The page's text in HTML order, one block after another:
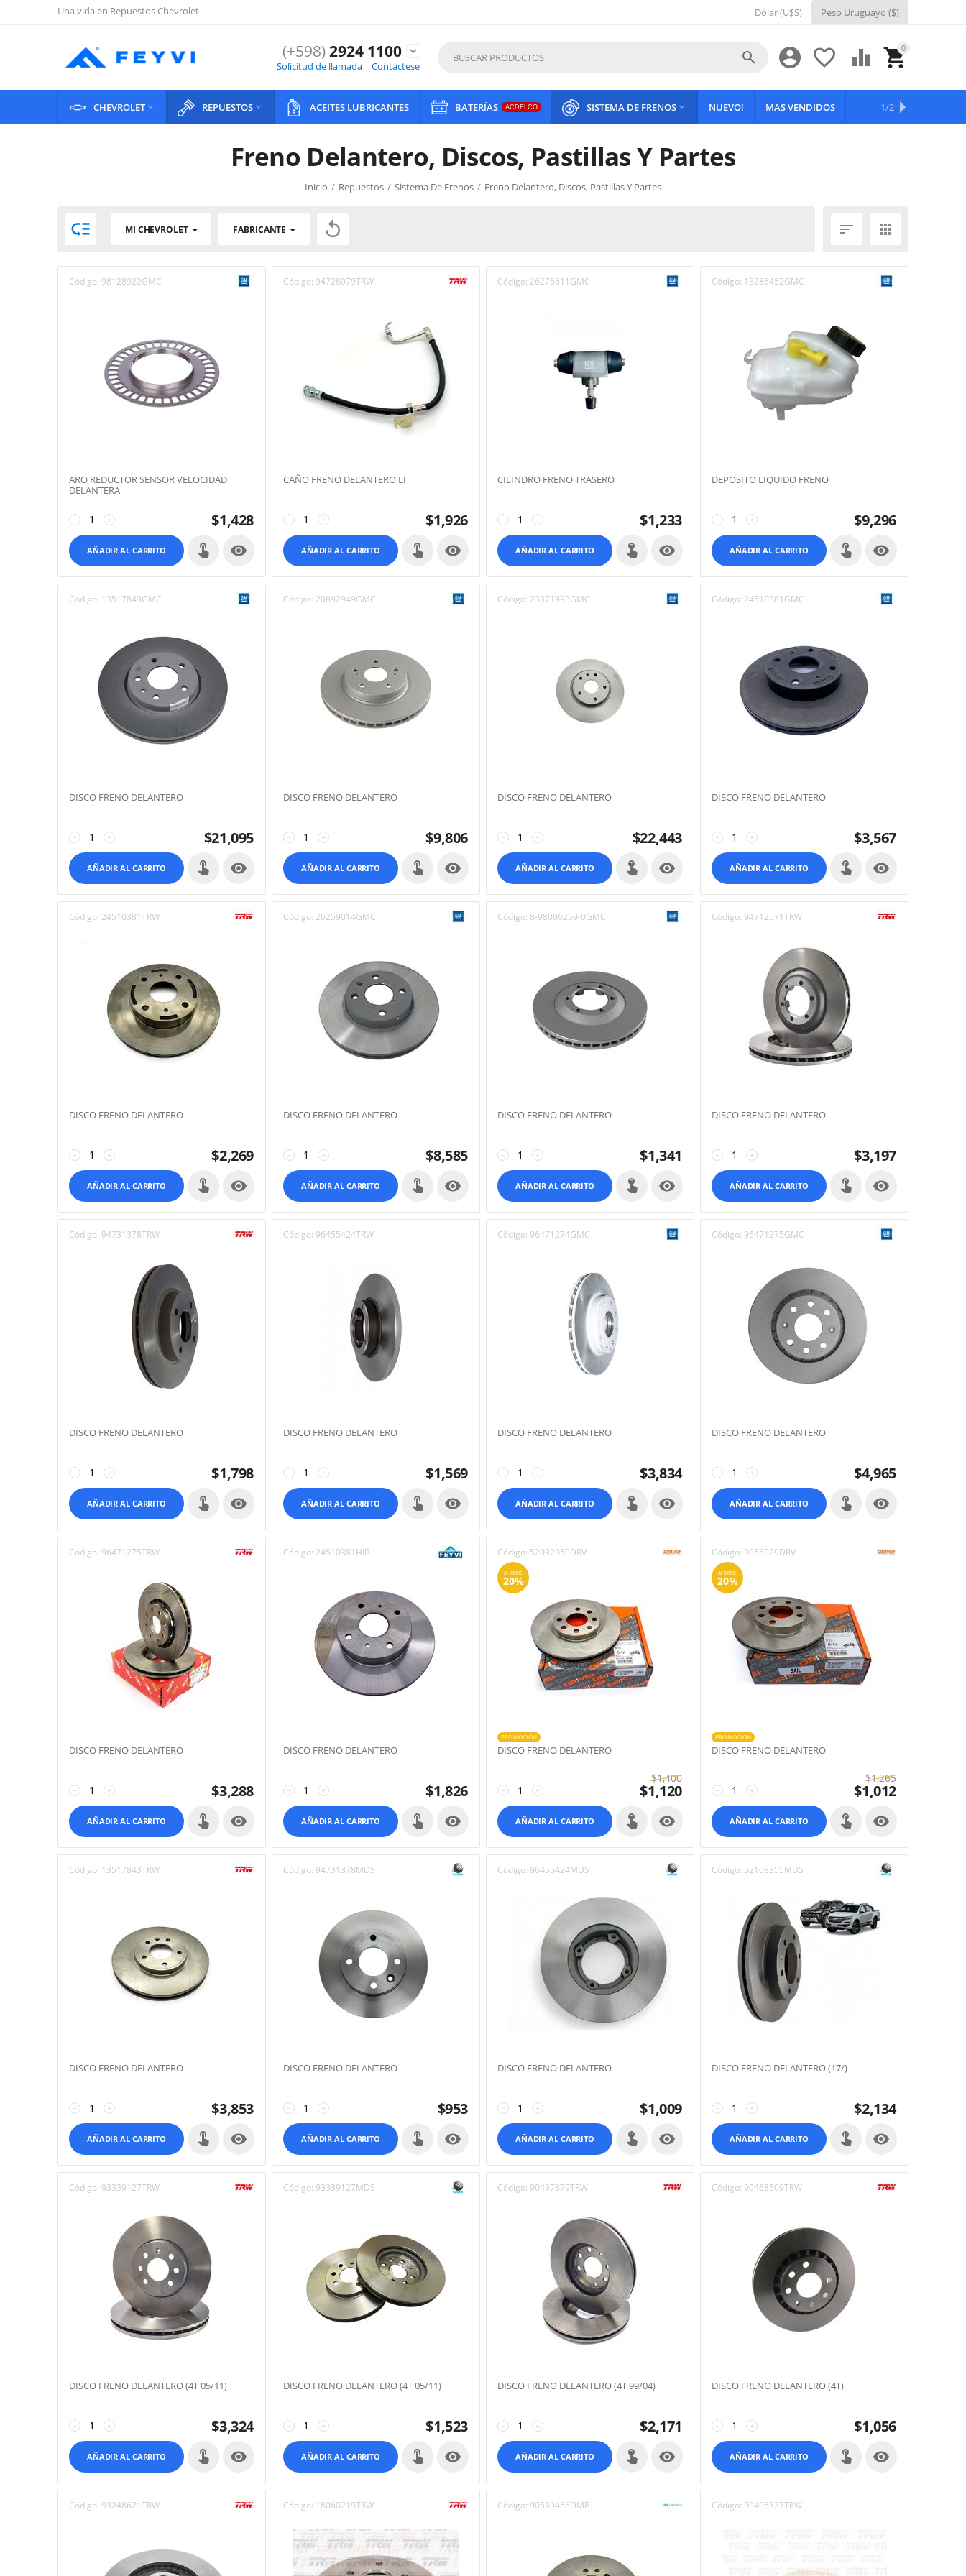
Una vida en Repuestos Chevrolet Dólar (U$S) Peso Uruguayo ($)
(+598)2924 1100
expand_more
Solicitud de llamada
Contáctese
0

 


CHEVROLET REPUESTOS  ACEITES LUBRICANTES BATERÍAS ACDELCO SISTEMA DE FRENOS  NUEVO! MAS VENDIDOS OFERTAS
1/2
Freno Delantero, Discos, Pastillas Y Partes
Inicio / Repuestos / Sistema De Frenos / Freno Delantero, Discos, Pastillas Y Partes
 MI CHEVROLET FABRICANTE   
Código: 98128922GMC
ARO REDUCTOR SENSOR VELOCIDAD
DELANTERA
+
− $1,428
AÑADIR AL CARRITO 
Código: 94728079TRW
CAÑO FRENO DELANTERO LI
+
− $1,926
AÑADIR AL CARRITO 
Código: 26276611GMC
CILINDRO FRENO TRASERO
+
− $1,233
AÑADIR AL CARRITO 
Código: 13286452GMC
DEPOSITO LIQUIDO FRENO
+
− $9,296
AÑADIR AL CARRITO 
Código: 13517843GMC
DISCO FRENO DELANTERO
+
− $21,095
AÑADIR AL CARRITO 
Código: 20892949GMC
DISCO FRENO DELANTERO
+
− $9,806
AÑADIR AL CARRITO 
Código: 23871993GMC
DISCO FRENO DELANTERO
+
− $22,443
AÑADIR AL CARRITO 
Código: 24510381GMC
DISCO FRENO DELANTERO
+
− $3,567
AÑADIR AL CARRITO 
Código: 24510381TRW
DISCO FRENO DELANTERO
+
− $2,269
AÑADIR AL CARRITO 
Código: 26259014GMC
DISCO FRENO DELANTERO
+
− $8,585
AÑADIR AL CARRITO 
Código: 8-98006259-0GMC
DISCO FRENO DELANTERO
+
− $1,341
AÑADIR AL CARRITO 
Código: 94712571TRW
DISCO FRENO DELANTERO
+
− $3,197
AÑADIR AL CARRITO 
Código: 94731378TRW
DISCO FRENO DELANTERO
+
− $1,798
AÑADIR AL CARRITO 
Código: 96455424TRW
DISCO FRENO DELANTERO
+
− $1,569
AÑADIR AL CARRITO 
Código: 96471274GMC
DISCO FRENO DELANTERO
+
− $3,834
AÑADIR AL CARRITO 
Código: 96471275GMC
DISCO FRENO DELANTERO
+
− $4,965
AÑADIR AL CARRITO 
Código: 96471275TRW
DISCO FRENO DELANTERO
+
− $3,288
AÑADIR AL CARRITO 
Código: 24510381HIP
DISCO FRENO DELANTERO
+
− $1,826
AÑADIR AL CARRITO 
Código: 52032950DRV
AHORRE
20%
PROMOCIÓN
DISCO FRENO DELANTERO
+
−
$1,400
$1,120
AÑADIR AL CARRITO 
Código: 9056029DRV
AHORRE
20%
PROMOCIÓN
DISCO FRENO DELANTERO
+
−
$1,265
$1,012
AÑADIR AL CARRITO 
Código: 13517843TRW
DISCO FRENO DELANTERO
+
− $3,853
AÑADIR AL CARRITO 
Código: 94731378MDS
DISCO FRENO DELANTERO
+
− $953
AÑADIR AL CARRITO 
Código: 96455424MDS
DISCO FRENO DELANTERO
+
− $1,009
AÑADIR AL CARRITO 
Código: 52108355MDS
DISCO FRENO DELANTERO (17/)
+
− $2,134
AÑADIR AL CARRITO 
Código: 93339127TRW
DISCO FRENO DELANTERO (4T 05/11)
+
− $3,324
AÑADIR AL CARRITO 
Código: 93339127MDS
DISCO FRENO DELANTERO (4T 05/11)
+
− $1,523
AÑADIR AL CARRITO 
Código: 90497879TRW
DISCO FRENO DELANTERO (4T 99/04)
+
− $2,171
AÑADIR AL CARRITO 
Código: 90468509TRW
DISCO FRENO DELANTERO (4T)
+
− $1,056
AÑADIR AL CARRITO 
Código: 93248621TRW Código: 18060219TRW Código: 90539466DMB Código: 90496327TRW